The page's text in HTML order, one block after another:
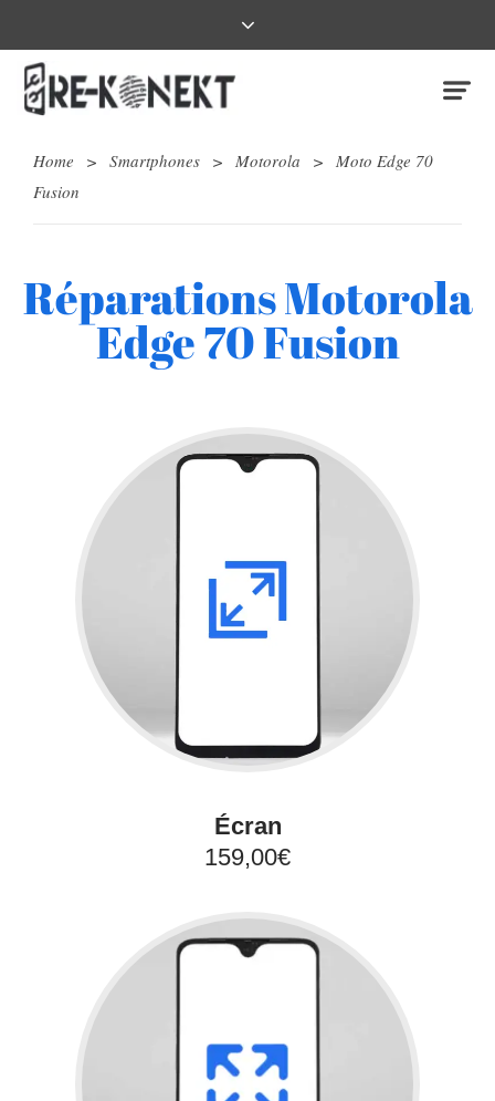
Home > Smartphones > Motorola > Moto Edge 70
Fusion
Réparations Motorola
Edge 70 Fusion
Écran
159,00€